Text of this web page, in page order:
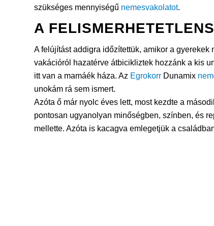
szükséges mennyiségű nemesvakolatot.
A
A felújítást addigra időzítettük, amikor a
vakációról hazatérve átbicikliztek hozzánk a kis
itt van a mamáék háza. Az Egrokorr Dunamix
unokám rá sem ismert.
Azóta ő már nyolc éves lett, most kezdte a
pontosan ugyanolyan minőségben, színben, és
mellette. Azóta is kacagva emlegetjük a